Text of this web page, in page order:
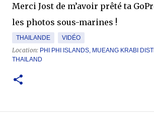
Merci Jost de m’avoir prêté ta
les photos sous-marines !
THAILANDE VIDÉO
Location: PHI PHI ISLANDS, MUEANG KRABI
THAILAND